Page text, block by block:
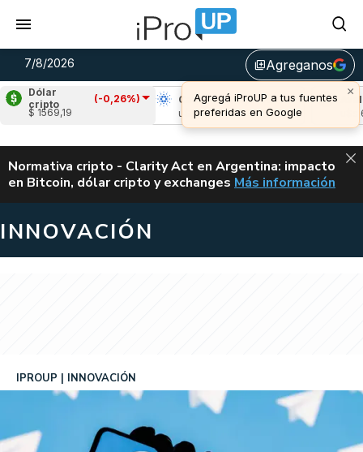
7/8/2026 library_addAgreganos
×
Agregá iProUP a tus fuentes
preferidas en Google
Dólar
cripto
(-0,26%)
$ 1569,19
(-2,17%)
1,02
Cardano (-2,97%)
u$s 0,20
u$s
ALERTA
Normativa cripto - Clarity Act en Argentina: impacto
en Bitcoin, dólar cripto y exchanges CLARITY ACT EN
Más información
INNOVACIÓN
IPROUP INNOVACIÓN